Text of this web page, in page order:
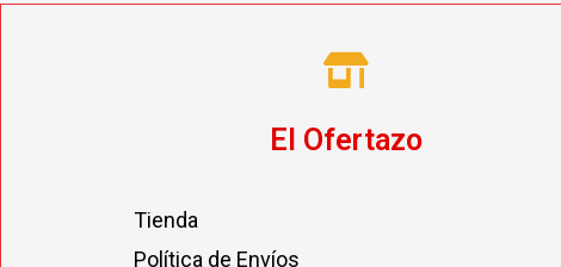
El Ofertazo
Tienda
Política de Envíos